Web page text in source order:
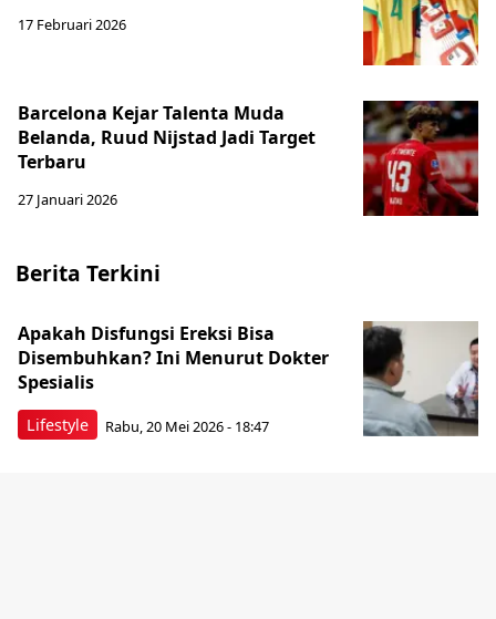
17 Februari 2026
Barcelona Kejar Talenta Muda
Belanda, Ruud Nijstad Jadi Target
Terbaru
27 Januari 2026
Berita Terkini
Lifestyle
Apakah Disfungsi Ereksi Bisa
Disembuhkan? Ini Menurut Dokter
Spesialis
Rabu, 20 Mei 2026 - 18:47